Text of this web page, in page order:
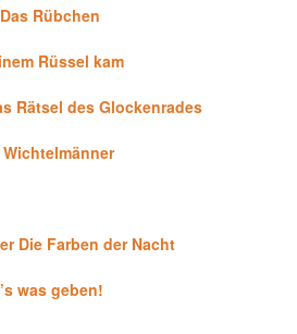
Rübchen
Rüssel kam
Rätsel des Glockenrades
Die Farben der Nacht
was geben!